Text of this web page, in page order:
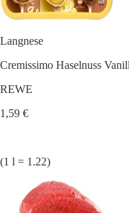
Langnese
Cremissimo Haselnuss
REWE
1,59 €
(1 l = 1.22)